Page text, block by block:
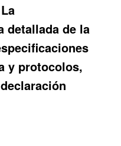
detallada de la
y protocolos,